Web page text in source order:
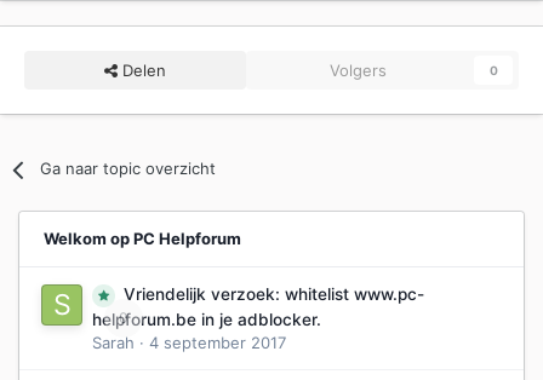
Delen Volgers 0
Ga naar topic overzicht
Welkom op PC Helpforum
0
Vriendelijk verzoek: whitelist www.pc-
helpforum.be in je adblocker.
Sarah · 4 september 2017